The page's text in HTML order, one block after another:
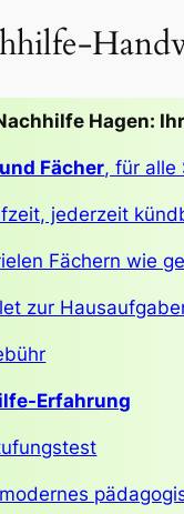
Hagen:
Fächer, für alle
jederzeit
Fächern wie
zur
Erfahrung